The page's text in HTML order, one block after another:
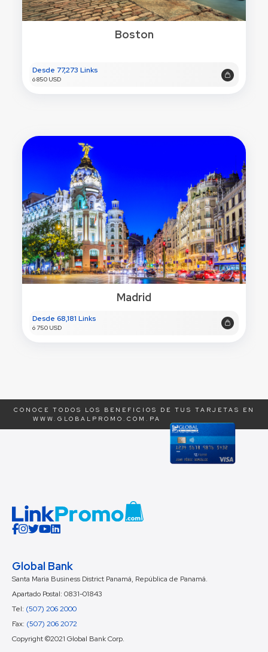
CONOCE TODOS LOS BENEFICIOS DE TUS TARJETAS EN
WWW.GLOBALPROMO.COM.PA
Global Bank
Santa Maria Business District Panamá, República de Panamá.
Apartado Postal: 0831-01843
Tel: (507) 206 2000
Fax: (507) 206 2072
Copyright ©2021 Global Bank Corp.
Boston
Desde 77,273 Links
ó 850 USD
Madrid
Desde 68,181 Links
ó 750 USD